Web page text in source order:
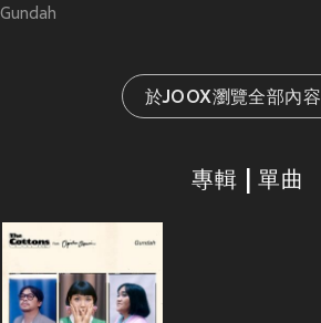
Gundah
於JOOX瀏覽全部內容
專輯 | 單曲